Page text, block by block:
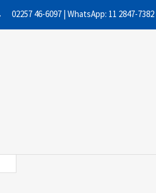
02257 46-6097 | WhatsApp: 11 2847-7382